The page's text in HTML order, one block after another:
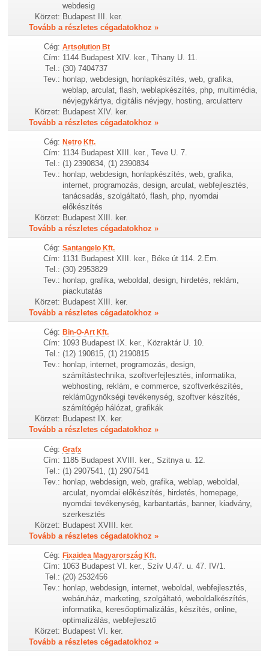
webdesig
Körzet: Budapest III. ker.
Tovább a részletes cégadatokhoz »
Cég: Artsolution Bt
Cím: 1144 Budapest XIV. ker., Tihany U. 11.
Tel.: (30) 7404737
Tev.: honlap, webdesign, honlapkészítés, web, grafika,
weblap, arculat, flash, weblapkészítés, php, multimédia,
névjegykártya, digitális névjegy, hosting, arculatterv
Körzet: Budapest XIV. ker.
Tovább a részletes cégadatokhoz »
Cég: Netro Kft.
Cím: 1134 Budapest XIII. ker., Teve U. 7.
Tel.: (1) 2390834, (1) 2390834
Tev.: honlap, webdesign, honlapkészítés, web, grafika,
internet, programozás, design, arculat, webfejlesztés,
tanácsadás, szolgáltató, flash, php, nyomdai
előkészítés
Körzet: Budapest XIII. ker.
Tovább a részletes cégadatokhoz »
Cég: Santangelo Kft.
Cím: 1131 Budapest XIII. ker., Béke út 114. 2.Em.
Tel.: (30) 2953829
Tev.: honlap, grafika, weboldal, design, hirdetés, reklám,
piackutatás
Körzet: Budapest XIII. ker.
Tovább a részletes cégadatokhoz »
Cég: Bin-O-Art Kft.
Cím: 1093 Budapest IX. ker., Közraktár U. 10.
Tel.: (12) 190815, (1) 2190815
Tev.: honlap, internet, programozás, design,
számítástechnika, szoftverfejlesztés, informatika,
webhosting, reklám, e commerce, szoftverkészítés,
reklámügynökségi tevékenység, szoftver készítés,
számítógép hálózat, grafikák
Körzet: Budapest IX. ker.
Tovább a részletes cégadatokhoz »
Cég: Grafx
Cím: 1185 Budapest XVIII. ker., Szitnya u. 12.
Tel.: (1) 2907541, (1) 2907541
Tev.: honlap, webdesign, web, grafika, weblap, weboldal,
arculat, nyomdai előkészítés, hirdetés, homepage,
nyomdai tevékenység, karbantartás, banner, kiadvány,
szerkesztés
Körzet: Budapest XVIII. ker.
Tovább a részletes cégadatokhoz »
Cég: Fixaidea Magyarország Kft.
Cím: 1063 Budapest VI. ker., Szív U.47. u. 47. IV/1.
Tel.: (20) 2532456
Tev.: honlap, webdesign, internet, weboldal, webfejlesztés,
webáruház, marketing, szolgáltató, weboldalkészítés,
informatika, keresőoptimalizálás, készítés, online,
optimalizálás, webfejlesztő
Körzet: Budapest VI. ker.
Tovább a részletes cégadatokhoz »